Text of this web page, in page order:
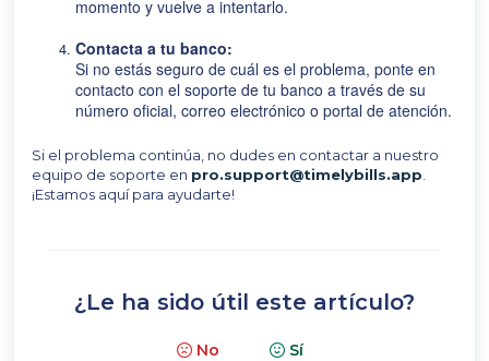
momento y vuelve a intentarlo.
Contacta a tu banco:
Si no estás seguro de cuál es el problema, ponte en
contacto con el soporte de tu banco a través de su
número oficial, correo electrónico o portal de atención.
Si el problema continúa, no dudes en contactar a nuestro
equipo de soporte en pro.support@timelybills.app
¡Estamos aquí para ayudarte!
¿Le ha sido útil este artículo?
No Sí